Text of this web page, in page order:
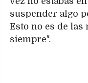
suspender algo
Esto no es de las
siempre".